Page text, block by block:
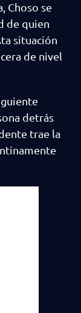
Choso se
de quien
situación
de nivel
detrás
trae la